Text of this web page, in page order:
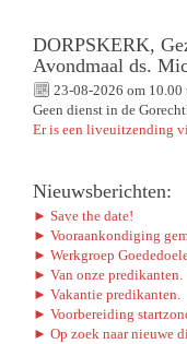
DORPSKERK,
Avondmaal ds.
23-08-2026 om 10.00
Geen dienst in de
Er is een liveuitzending
Nieuwsberichten:
► Save the date!
► Vooraankondiging
► Werkgroep
► Van onze predikanten.
► Vakantie predikanten.
► Voorbereiding
► Op zoek naar nieuwe